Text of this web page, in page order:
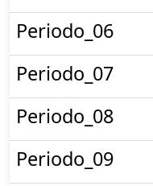
Periodo_06
Periodo_07
Periodo_08
Periodo_09